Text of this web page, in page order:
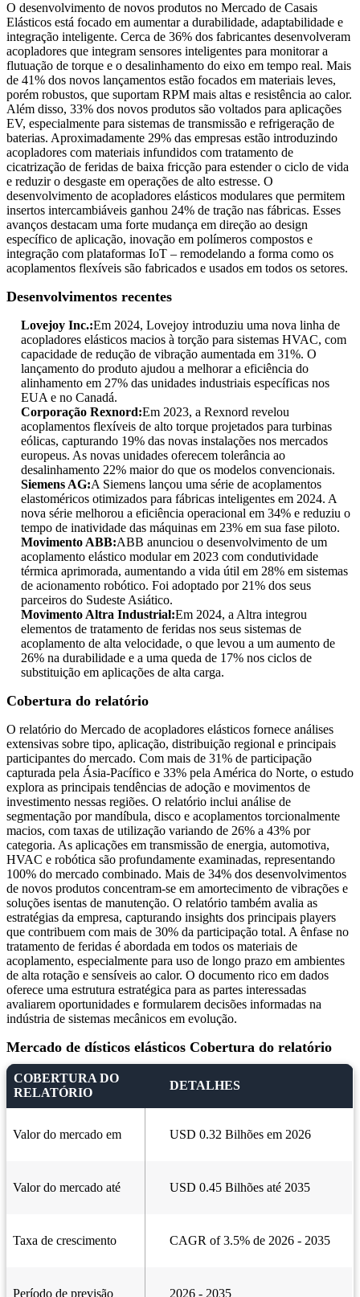
O desenvolvimento de novos produtos no Mercado de Casais
Elásticos está focado em aumentar a durabilidade, adaptabilidade e
integração inteligente. Cerca de 36% dos fabricantes desenvolveram
acopladores que integram sensores inteligentes para monitorar a
flutuação de torque e o desalinhamento do eixo em tempo real. Mais
de 41% dos novos lançamentos estão focados em materiais leves,
porém robustos, que suportam RPM mais altas e resistência ao calor.
Além disso, 33% dos novos produtos são voltados para aplicações
EV, especialmente para sistemas de transmissão e refrigeração de
baterias. Aproximadamente 29% das empresas estão introduzindo
acopladores com materiais infundidos com tratamento de
cicatrização de feridas de baixa fricção para estender o ciclo de vida
e reduzir o desgaste em operações de alto estresse. O
desenvolvimento de acopladores elásticos modulares que permitem
insertos intercambiáveis ​​ganhou 24% de tração nas fábricas. Esses
avanços destacam uma forte mudança em direção ao design
específico de aplicação, inovação em polímeros compostos e
integração com plataformas IoT – remodelando a forma como os
acoplamentos flexíveis são fabricados e usados ​​em todos os setores.
Desenvolvimentos recentes
Lovejoy Inc.:Em 2024, Lovejoy introduziu uma nova linha de
acopladores elásticos macios à torção para sistemas HVAC, com
capacidade de redução de vibração aumentada em 31%. O
lançamento do produto ajudou a melhorar a eficiência do
alinhamento em 27% das unidades industriais específicas nos
EUA e no Canadá.
Corporação Rexnord:Em 2023, a Rexnord revelou
acoplamentos flexíveis de alto torque projetados para turbinas
eólicas, capturando 19% das novas instalações nos mercados
europeus. As novas unidades oferecem tolerância ao
desalinhamento 22% maior do que os modelos convencionais.
Siemens AG:A Siemens lançou uma série de acoplamentos
elastoméricos otimizados para fábricas inteligentes em 2024. A
nova série melhorou a eficiência operacional em 34% e reduziu o
tempo de inatividade das máquinas em 23% em sua fase piloto.
Movimento ABB:ABB anunciou o desenvolvimento de um
acoplamento elástico modular em 2023 com condutividade
térmica aprimorada, aumentando a vida útil em 28% em sistemas
de acionamento robótico. Foi adoptado por 21% dos seus
parceiros do Sudeste Asiático.
Movimento Altra Industrial:Em 2024, a Altra integrou
elementos de tratamento de feridas nos seus sistemas de
acoplamento de alta velocidade, o que levou a um aumento de
26% na durabilidade e a uma queda de 17% nos ciclos de
substituição em aplicações de alta carga.
Cobertura do relatório
O relatório do Mercado de acopladores elásticos fornece análises
extensivas sobre tipo, aplicação, distribuição regional e principais
participantes do mercado. Com mais de 31% de participação
capturada pela Ásia-Pacífico e 33% pela América do Norte, o estudo
explora as principais tendências de adoção e movimentos de
investimento nessas regiões. O relatório inclui análise de
segmentação por mandíbula, disco e acoplamentos torcionalmente
macios, com taxas de utilização variando de 26% a 43% por
categoria. As aplicações em transmissão de energia, automotiva,
HVAC e robótica são profundamente examinadas, representando
100% do mercado combinado. Mais de 34% dos desenvolvimentos
de novos produtos concentram-se em amortecimento de vibrações e
soluções isentas de manutenção. O relatório também avalia as
estratégias da empresa, capturando insights dos principais players
que contribuem com mais de 30% da participação total. A ênfase no
tratamento de feridas é abordada em todos os materiais de
acoplamento, especialmente para uso de longo prazo em ambientes
de alta rotação e sensíveis ao calor. O documento rico em dados
oferece uma estrutura estratégica para as partes interessadas
avaliarem oportunidades e formularem decisões informadas na
indústria de sistemas mecânicos em evolução.
Mercado de dísticos elásticos Cobertura do relatório
COBERTURA DO
RELATÓRIO
DETALHES
Valor do mercado em USD 0.32 Bilhões em 2026
Valor do mercado até USD 0.45 Bilhões até 2035
Taxa de crescimento CAGR of 3.5% de 2026 - 2035
Período de previsão 2026 - 2035